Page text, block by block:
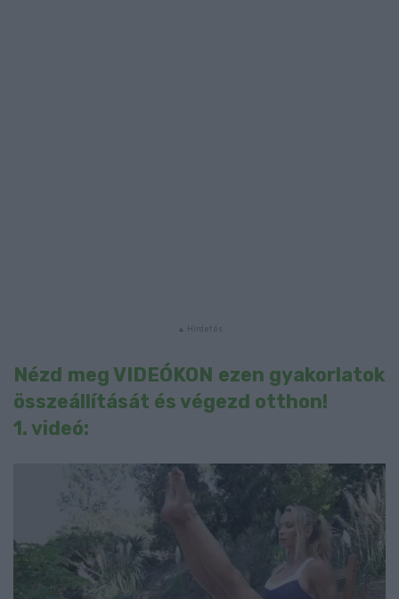
Nézd meg VIDEÓKON ezen gyakorlatok
összeállítását és végezd otthon!
1. videó: